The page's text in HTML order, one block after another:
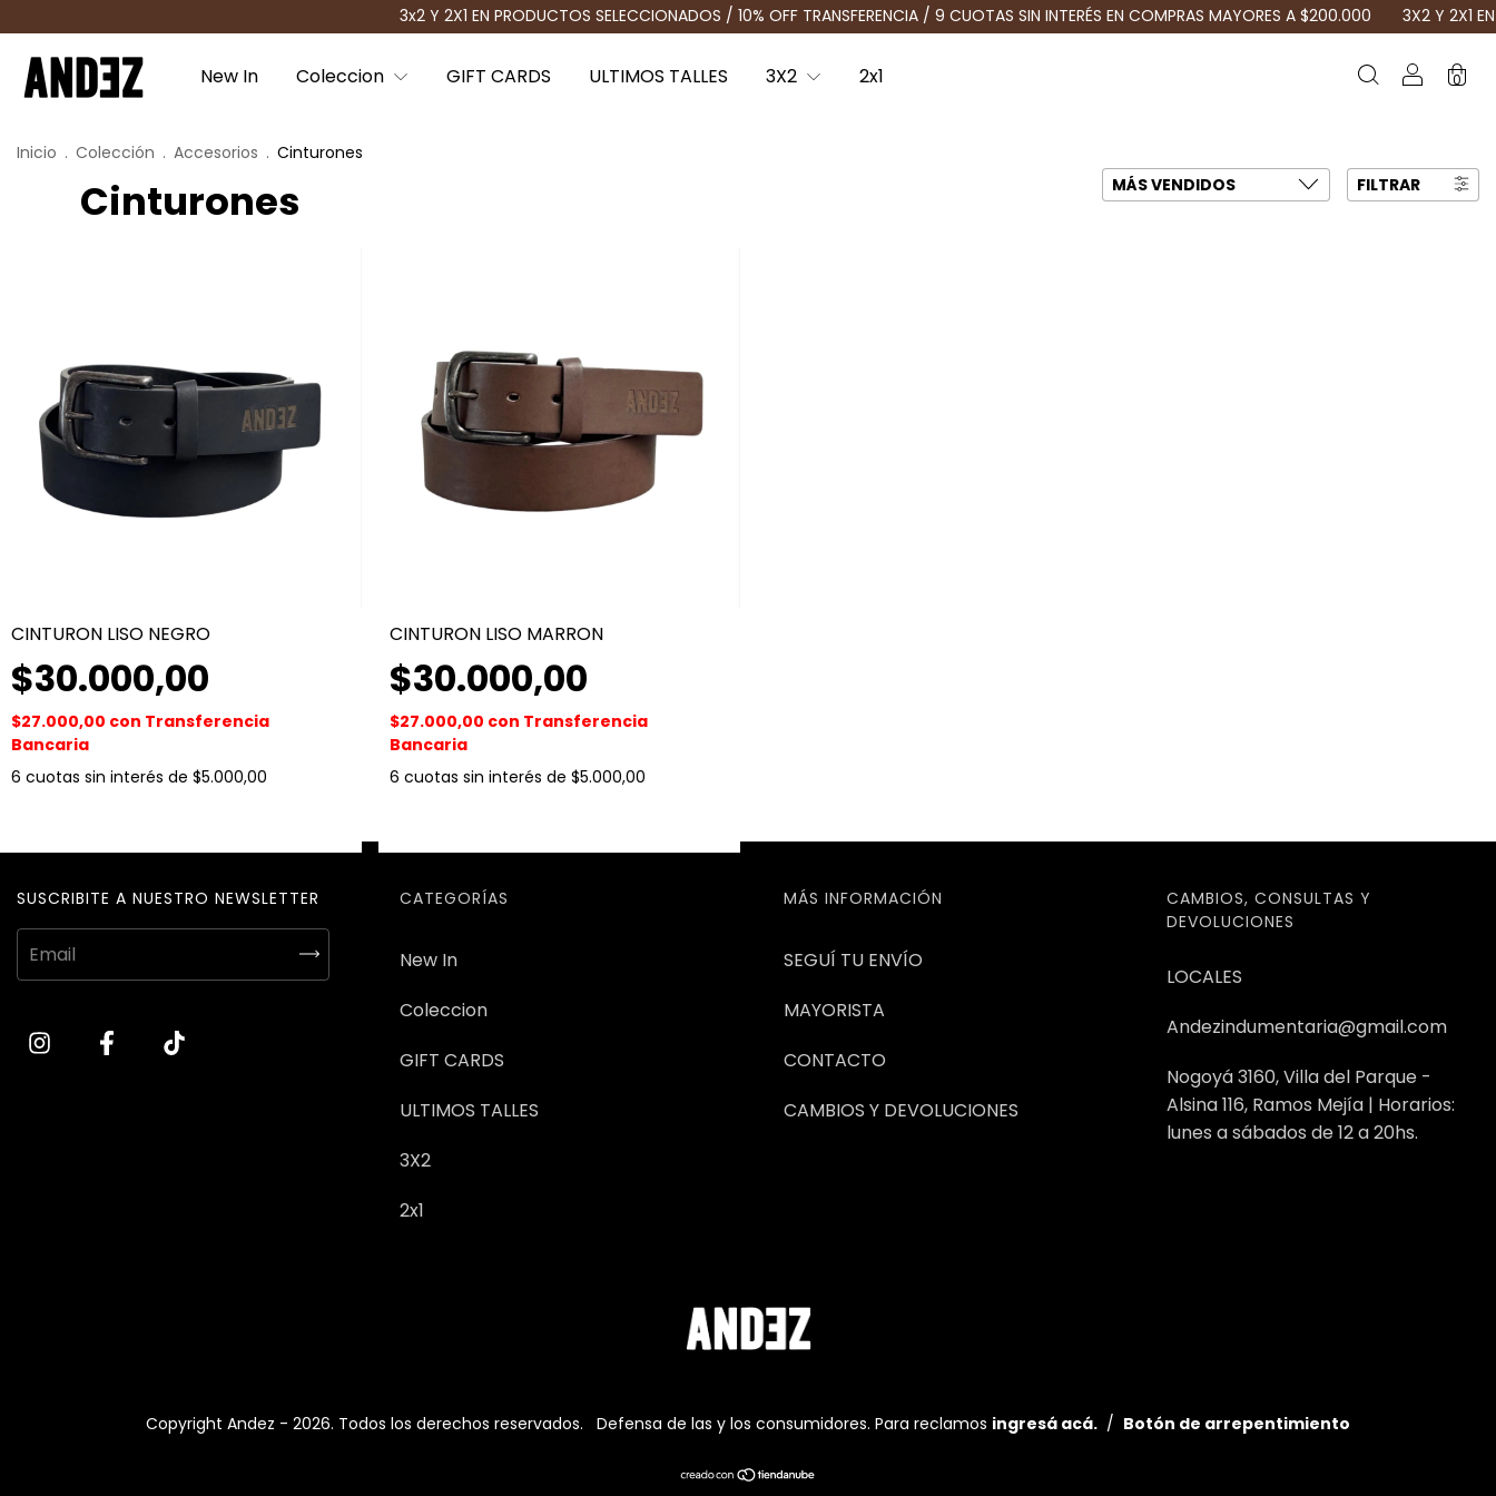
3x2 Y 2X1 EN PRODUCTOS SELECCIONADOS / 10% OFF TRANSFERENCIA / 9 CUOTAS SIN INTERÉS EN COMPRAS MAYORES A $200.000 3X2 Y 2X1 EN
New In Coleccion GIFT CARDS ULTIMOS TALLES 3X2 2x1 0
Inicio . Colección . Accesorios . Cinturones
Cinturones FILTRAR
CINTURON LISO NEGRO
$30.000,00
$27.000,00 con Transferencia
Bancaria
6 cuotas sin interés de $5.000,00
CINTURON LISO MARRON
$30.000,00
$27.000,00 con Transferencia
Bancaria
6 cuotas sin interés de $5.000,00
SUSCRIBITE A NUESTRO NEWSLETTER CATEGORÍAS
New In
Coleccion
GIFT CARDS
ULTIMOS TALLES
3X2
2x1
MÁS INFORMACIÓN
SEGUÍ TU ENVÍO
MAYORISTA
CONTACTO
CAMBIOS Y DEVOLUCIONES
CAMBIOS, CONSULTAS Y
DEVOLUCIONES
LOCALES
Andezindumentaria@gmail.com
Nogoyá 3160, Villa del Parque -
Alsina 116, Ramos Mejía | Horarios:
lunes a sábados de 12 a 20hs.
Copyright Andez - 2026. Todos los derechos reservados. Defensa de las y los consumidores. Para reclamos ingresá acá. / Botón de arrepentimiento